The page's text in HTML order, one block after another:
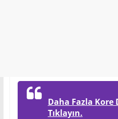
Daha Fazla
Tıklayın.